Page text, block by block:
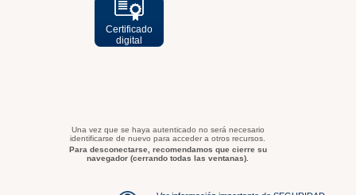
Certificado
digital
Una vez que se haya autenticado no será necesario
identificarse de nuevo para acceder a otros recursos.
Para desconectarse, recomendamos que cierre su
navegador (cerrando todas las ventanas).